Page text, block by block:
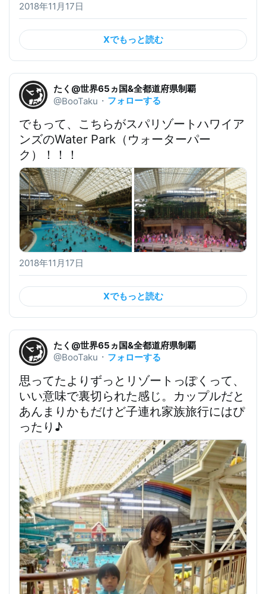
2018年11月17日
Xでもっと読む
たく@世界65ヵ国&全都道府県制覇
@BooTaku ・ フォローする
でもって、こちらがスパリゾートハワイア
ンズのWater Park（ウォーターパー
ク）
！！！
2018年11月17日
Xでもっと読む
たく@世界65ヵ国&全都道府県制覇
@BooTaku ・ フォローする
思ってたよりずっとリゾートっぽくって、
いい意味で裏切られた感じ。カップルだと
あんまりかもだけど子連れ家族旅行にはぴ
ったり ♪